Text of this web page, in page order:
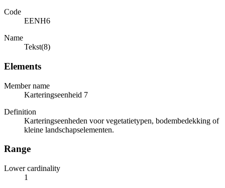
Code
EENH6
Name
Tekst(8)
Elements
Member name
Karteringseenheid 7
Definition
Karteringseenheden voor vegetatietypen, bodembedekking of
kleine landschapselementen.
Range
Lower cardinality
1